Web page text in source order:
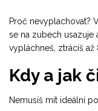
Proč nevyplachovat?
se na zubech usazuje
vypláchneš, ztrácíš až
Kdy a jak
Nemusíš mít ideální